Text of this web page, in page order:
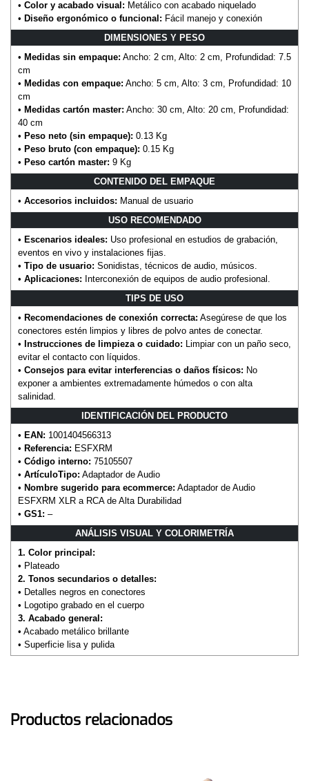
• Color y acabado visual: Metálico con acabado niquelado
• Diseño ergonómico o funcional: Fácil manejo y conexión
DIMENSIONES Y PESO
• Medidas sin empaque: Ancho: 2 cm, Alto: 2 cm, Profundidad: 7.5
cm
• Medidas con empaque: Ancho: 5 cm, Alto: 3 cm, Profundidad: 10
cm
• Medidas cartón master: Ancho: 30 cm, Alto: 20 cm, Profundidad:
40 cm
• Peso neto (sin empaque): 0.13 Kg
• Peso bruto (con empaque): 0.15 Kg
• Peso cartón master: 9 Kg
CONTENIDO DEL EMPAQUE
• Accesorios incluidos: Manual de usuario
USO RECOMENDADO
• Escenarios ideales: Uso profesional en estudios de grabación,
eventos en vivo y instalaciones fijas.
• Tipo de usuario: Sonidistas, técnicos de audio, músicos.
• Aplicaciones: Interconexión de equipos de audio profesional.
TIPS DE USO
• Recomendaciones de conexión correcta: Asegúrese de que los
conectores estén limpios y libres de polvo antes de conectar.
• Instrucciones de limpieza o cuidado: Limpiar con un paño seco,
evitar el contacto con líquidos.
• Consejos para evitar interferencias o daños físicos: No
exponer a ambientes extremadamente húmedos o con alta
salinidad.
IDENTIFICACIÓN DEL PRODUCTO
• EAN: 1001404566313
• Referencia: ESFXRM
• Código interno: 75105507
• ArtículoTipo: Adaptador de Audio
• Nombre sugerido para ecommerce: Adaptador de Audio
ESFXRM XLR a RCA de Alta Durabilidad
• GS1: –
ANÁLISIS VISUAL Y COLORIMETRÍA
1. Color principal:
• Plateado
2. Tonos secundarios o detalles:
• Detalles negros en conectores
• Logotipo grabado en el cuerpo
3. Acabado general:
• Acabado metálico brillante
• Superficie lisa y pulida
Productos relacionados